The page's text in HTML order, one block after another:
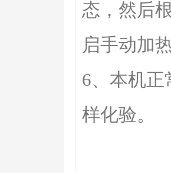
态，然后
启手动加
6、本机
样化验。